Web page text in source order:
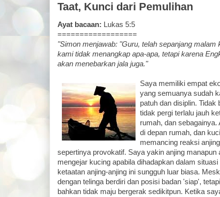
Taat, Kunci dari Pemulihan
Ayat bacaan: Lukas 5:5
==================
"Simon menjawab: "Guru, telah sepanjang malam
kami tidak menangkap apa-apa, tetapi karena
akan menebarkan jala juga."
Saya memiliki empat
yang semuanya sudah
patuh dan disiplin. Tidak
tidak pergi terlalu jauh
rumah, dan
di depan rumah, dan
memancing reaksi
sepertinya provokatif. Saya yakin anjing manapun
mengejar kucing apabila dihadapkan dalam
ketaatan anjing-anjing ini sungguh luar biasa.
dengan telinga berdiri dan posisi badan 'siap',
bahkan tidak maju bergerak sedikitpun. Ketika